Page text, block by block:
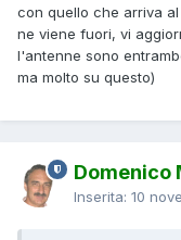
con quello che arriva
ne viene fuori, vi
l'antenne sono
ma molto su questo)
Domenico
Inserita: 10